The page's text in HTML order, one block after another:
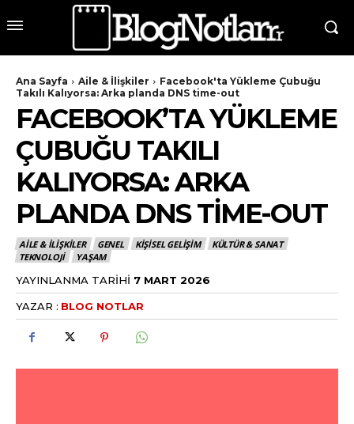
Ana Sayfa Aile & İlişkiler
Facebook'ta Yükleme Çubuğu
Takılı Kalıyorsa: Arka planda DNS time-out
FACEBOOK’TA YÜKLEME
ÇUBUĞU TAKILI
KALIYORSA: ARKA
PLANDA DNS TIME-OUT
AILE & İLIŞKILER GENEL KIŞISEL GELIŞIM
KÜLTÜR & SANAT
TEKNOLOJI
YAŞAM
YAYINLANMA TARIHI 7 MART 2026
YAZAR : BLOG NOTLAR